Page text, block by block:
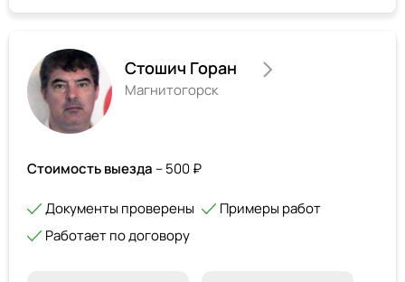
Стошич Горан
Магнитогорск
Стоимость выезда – 500 ₽
Документы проверены
Примеры работ
Работает по договору